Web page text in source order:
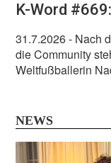
K-Word
31.7.2026- Nach
die Community
Weltfußballerin
NEWS